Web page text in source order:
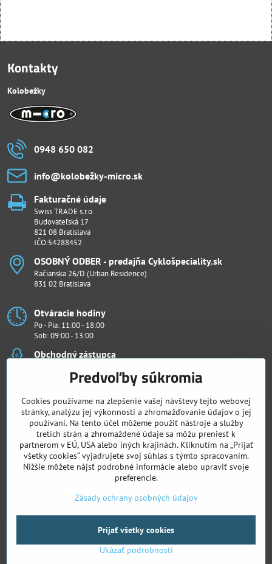
Kontakty
Kolobežky
0948 650 082
info​@kolobežky-micro​.sk
Fakturačné údaje
Swiss TRADE s.r.o.
Budovateľská 17
821 08 Bratislava
IČO:54288452
OSOBNÝ ODBER - predajňa Cyklošpeciality​.sk
Račianska 26/D (Urban Residence)
831 02 Bratislava
Otváracie hodiny
Po - Pia: 11:00 - 18:00
Sob: 09:00 - 13:00
Obchodný zástupca
Všetko k nákupu
Chcete vidieť naše novinky ako prví?
Sledujte nás
Facebook Instagram
Skladacie kolobežky
©2026Copyright
Predvoľby súkromiaZásady ochrany osobných údajov
Vytvorené pomocou:BiznisWeb.sk
Predvoľby súkromia
Cookies používame na zlepšenie vašej návštevy tejto webovej
stránky, analýzu jej výkonnosti a zhromažďovanie údajov o jej
používaní. Na tento účel môžeme použiť nástroje a služby
tretích strán a zhromaždené údaje sa môžu preniesť k
partnerom v EÚ, USA alebo iných krajinách. Kliknutím na „Prijať
všetky cookies“ vyjadrujete svoj súhlas s týmto spracovaním.
Nižšie môžete nájsť podrobné informácie alebo upraviť svoje
preferencie.
Zásady ochrany osobných údajov
Ukázať podrobnosti
Prijať všetky cookies